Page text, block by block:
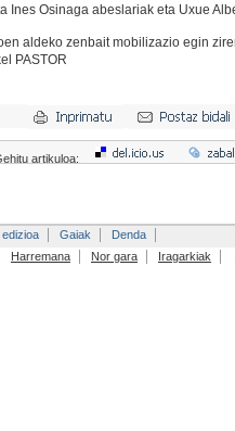
Ines Osinaga abeslariak eta Uxue
aldeko zenbait mobilizazio egin
PASTOR
artikuloa:
Gaiak
Denda
Harremana Nor gara Iragarkiak